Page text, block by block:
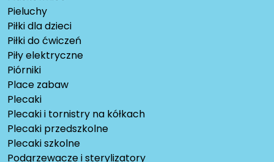
Pieluchy
Piłki dla dzieci
Piłki do ćwiczeń
Piły elektryczne
Piórniki
Place zabaw
Plecaki
Plecaki i tornistry na kółkach
Plecaki przedszkolne
Plecaki szkolne
Podgrzewacze i sterylizatory